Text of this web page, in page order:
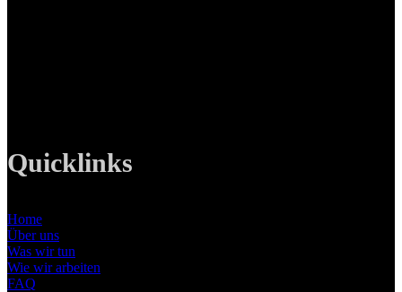
Quicklinks
Home
Über uns
Was wir tun
Wie wir arbeiten
FAQ